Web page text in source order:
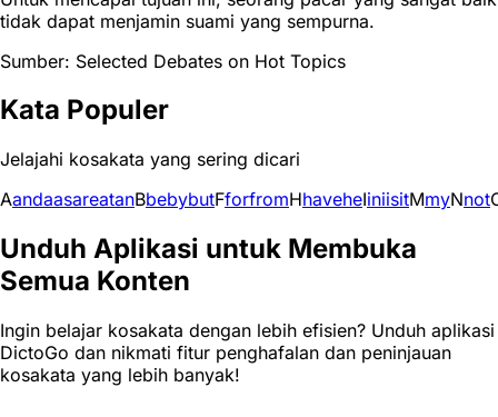
tidak dapat menjamin suami yang sempurna.
Sumber: Selected Debates on Hot Topics
Kata Populer
Jelajahi kosakata yang sering dicari
AandaasareatanBbebybutFforfromHhaveheIiniisitMmyNnot
Unduh Aplikasi untuk Membuka
Semua Konten
Ingin belajar kosakata dengan lebih efisien? Unduh aplikasi
DictoGo dan nikmati fitur penghafalan dan peninjauan
kosakata yang lebih banyak!